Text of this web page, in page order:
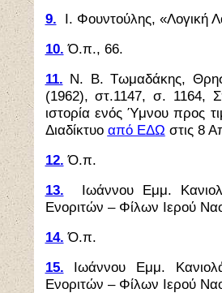
9. Ι. Φουντούλης, «Λογική
10. Ό.π., 66.
11. Ν. Β. Τωμαδάκης,
(1962), στ.1147, σ. 1164,
ιστορία ενός Ύμνου προς
Διαδίκτυο από ΕΔΩ στις 8
12. Ό.π.
13. Ιωάννου Εμμ.
Ενοριτών – Φίλων Ιερού
14. Ό.π.
15. Ιωάννου Εμμ.
Ενοριτών – Φίλων Ιερού